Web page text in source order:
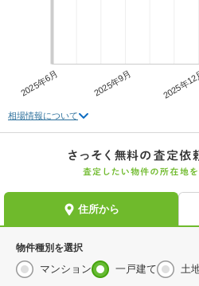
2025年6月 2025年9月 2025年
相場情報について
物件種別を選択
マンション 一戸建て 土